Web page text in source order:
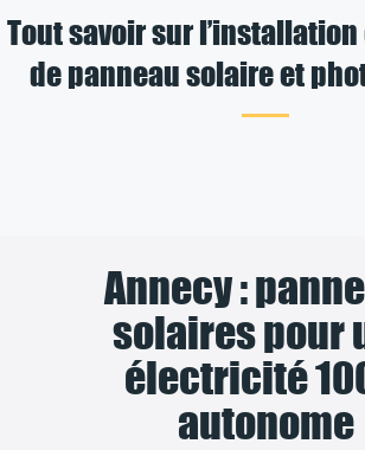
Tout savoir sur
de panneau solaire et
Annecy :
solaires pour
électricité
autonome